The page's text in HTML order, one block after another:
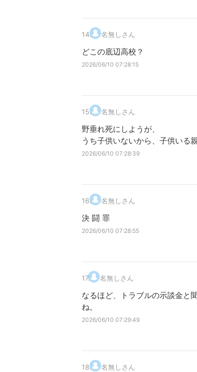
14. 名無しさん
どこの底辺高校？
2026/06/10 07:28:15
15. 名無しさん
野垂れ死にしようが、
うち子供いないから、子供いる
2026/06/10 07:28:39
16. 名無しさん
決 闘 罪
2026/06/10 07:28:55
17. 名無しさん
なるほど、トラブルの示談金と
ね。
2026/06/10 07:29:49
18. 名無しさん